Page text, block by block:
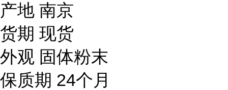
产地 南京
货期 现货
外观 固体粉末
保质期 24个月